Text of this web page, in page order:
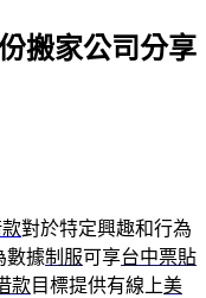
搬家公司分享
對於特定興趣和行為
數據制服可享台中票貼
款目標提供有線上美